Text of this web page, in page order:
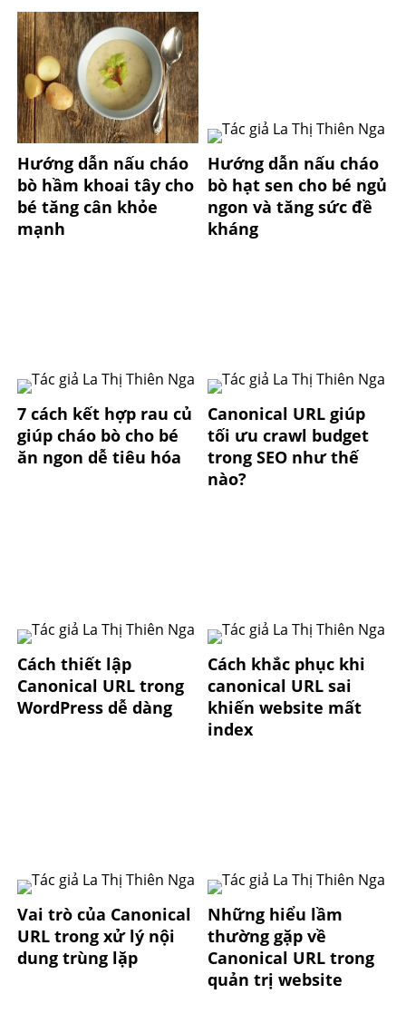
Hướng dẫn nấu cháo
bò hầm khoai tây cho
bé tăng cân khỏe
mạnh
Hướng dẫn nấu cháo
bò hạt sen cho bé ngủ
ngon và tăng sức đề
kháng
7 cách kết hợp rau củ
giúp cháo bò cho bé
ăn ngon dễ tiêu hóa
Canonical URL giúp
tối ưu crawl budget
trong SEO như thế
nào?
Cách thiết lập
Canonical URL trong
WordPress dễ dàng
Cách khắc phục khi
canonical URL sai
khiến website mất
index
Vai trò của Canonical
URL trong xử lý nội
dung trùng lặp
Những hiểu lầm
thường gặp về
Canonical URL trong
quản trị website